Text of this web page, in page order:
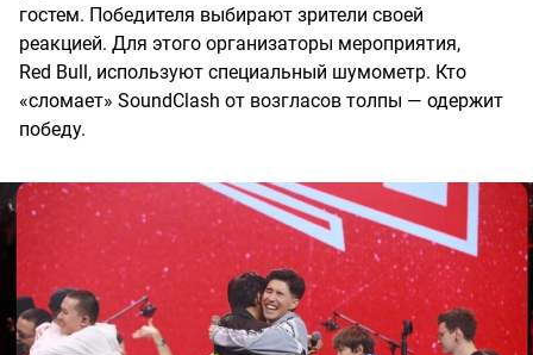
гостем. Победителя выбирают зрители своей
реакцией. Для этого организаторы мероприятия,
Red Bull, используют специальный шумометр. Кто
«сломает» SoundClash от возгласов толпы — одержит
победу.